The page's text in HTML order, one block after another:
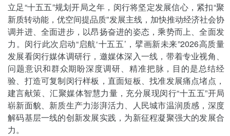
立足“十五五”规划开局之年，闵行将坚定发展信心，紧扣“聚
新质转动能，优空间提品质”发展主线，加快推动经济社会协
调并进、全面进步，以昂扬奋进的姿态，乘势而上、全面发
力。闵行此次启动“启航‘十五五’，擘画新未来”2026高质量
发展看闵行媒体调研行，邀媒体深入一线，带着专业视角、
问题意识和群众期盼深度调研、精准把脉，目的是总结经
验、打造可复制闵行样板，直面短板、找准发展痛点堵点，
建言献策、汇聚媒体智慧力量，充分展现闵行“十五五”开局
崭新面貌、新质生产力澎湃活力、人民城市温润质感，深度
解码基层一线的创新发展实践，为新征程凝聚强大的发展合
力。